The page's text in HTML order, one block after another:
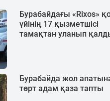
Бурабайдағы «Rixos»
үйінің 17 қызметшісі
тамақтан уланып
Бурабайда жол
төрт адам қаза тапты